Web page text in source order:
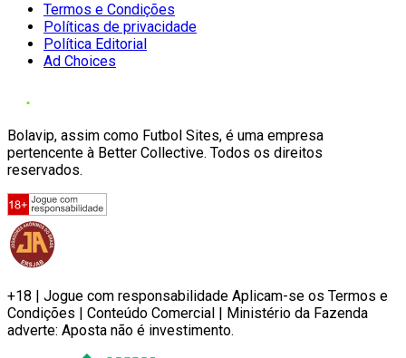
Termos e Condições
Políticas de privacidade
Política Editorial
Ad Choices
Bolavip, assim como Futbol Sites, é uma empresa
pertencente à Better Collective. Todos os direitos
reservados.
+18 | Jogue com responsabilidade Aplicam-se os Termos e
Condições | Conteúdo Comercial | Ministério da Fazenda
adverte: Aposta não é investimento.